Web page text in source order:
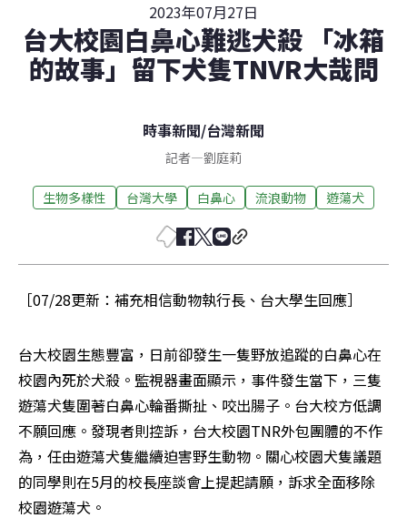
2023年07月27日
台大校園白鼻心難逃犬殺 「冰箱
的故事」留下犬隻TNVR大哉問
時事新聞/台灣新聞
記者—劉庭莉
生物多樣性 台灣大學 白鼻心 流浪動物 遊蕩犬
［07/28更新：補充相信動物執行長、台大學生回應］
台大校園生態豐富，日前卻發生一隻野放追蹤的白鼻心在
校園內死於犬殺。監視器畫面顯示，事件發生當下，三隻
遊蕩犬隻圍著白鼻心輪番撕扯、咬出腸子。台大校方低調
不願回應。發現者則控訴，台大校園TNR外包團體的不作
為，任由遊蕩犬隻繼續迫害野生動物。關心校園犬隻議題
的同學則在5月的校長座談會上提起請願，訴求全面移除
校園遊蕩犬。